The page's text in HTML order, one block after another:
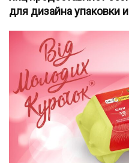
для дизайна упаковки